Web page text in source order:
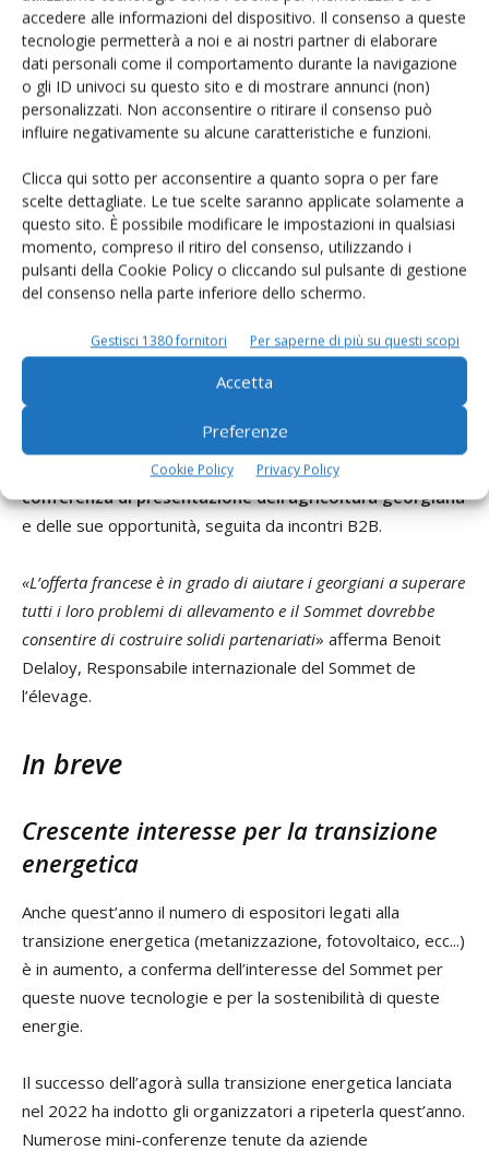
accedere alle informazioni del dispositivo. Il consenso a queste
tecnologie permetterà a noi e ai nostri partner di elaborare
dati personali come il comportamento durante la navigazione
o gli ID univoci su questo sito e di mostrare annunci (non)
personalizzati. Non acconsentire o ritirare il consenso può
influire negativamente su alcune caratteristiche e funzioni.
Clicca qui sotto per acconsentire a quanto sopra o per fare
scelte dettagliate. Le tue scelte saranno applicate solamente a
questo sito. È possibile modificare le impostazioni in qualsiasi
momento, compreso il ritiro del consenso, utilizzando i
pulsanti della Cookie Policy o cliccando sul pulsante di gestione
del consenso nella parte inferiore dello schermo.
Gestisci 1380 fornitori Per saperne di più su questi scopi
Accetta
Preferenze
Cookie Policy Privacy Policy
tra l’Europa e l’Asia), la Georgia è una porta molto
interessante per i mercati dell’Asia centrale e del Medio
Oriente, in particolare per l’esportazione di piccoli ruminanti
(ovini e caprini).
cronico di latte e carne. Per questo motivo, nell’ambito di
un progettoFasep,istituito poco più di un anno fa e
finanziato dal Ministero dell’Economia e delle Finanze, è
stato costituito un gruppo di esperti francesi per verificare
gli operatori agricoli e zootecnici georgiani e individuare
pubblicato uno studio che include, tra l’altro,
raccomandazioni sulla genetica, sulle attrezzature agricole,
sul monitoraggio veterinario e sullo sviluppo dei prodotti.
Martedì 3 ottobre, in mattinata, sarà organizzata una
conferenza di presentazione dell’agricoltura georgiana
e delle sue opportunità, seguita da incontri B2B.
«L’offerta francese è in grado di aiutare i georgiani a superare
tutti i loro problemi di allevamento e il Sommetdovrebbe
consentire di costruire solidi partenariati» afferma Benoit
Delaloy, Responsabile internazionale del Sommet de
l’élevage.
In breve
Crescente interesse per la transizione
energetica
Anche quest’anno il numero di espositori legati alla
transizione energetica (metanizzazione, fotovoltaico, ecc...)
è in aumento, a conferma dell’interesse del Sommet per
queste nuove tecnologie e per la sostenibilità di queste
energie.
Il successo dell’agorà sulla transizione energetica lanciata
nel 2022 ha indotto gli organizzatori a ripeterla quest’anno.
Numerose mini-conferenze tenute da aziende